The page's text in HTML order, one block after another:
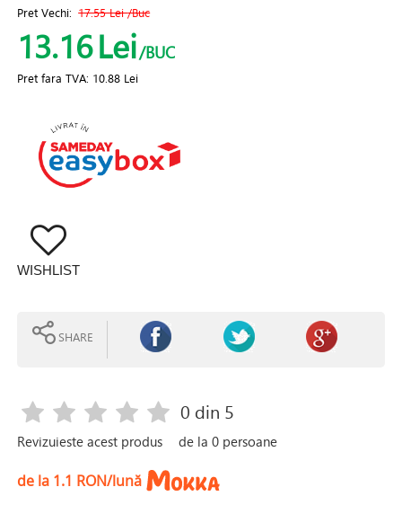
Pret Vechi: 17.55 Lei/Buc
13.16Lei/BUC
Pret fara TVA: 10.88 Lei
WISHLIST
SHARE
Revizuieste acest produs
0 din 5
de la0 persoane
de la 1.1 RON/lună